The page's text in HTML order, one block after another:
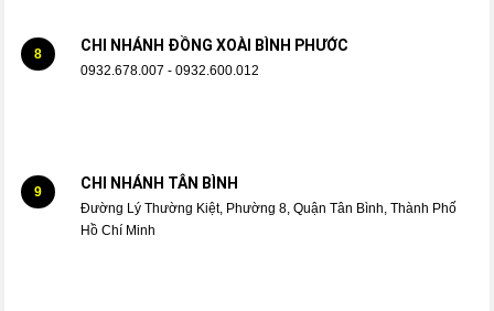
8 CHI NHÁNH ĐỒNG XOÀI BÌNH PHƯỚC
0932.678.007 - 0932.600.012
9 CHI NHÁNH TÂN BÌNH
Đường Lý Thường Kiệt, Phường 8, Quận Tân Bình, Thành Phố
Hồ Chí Minh